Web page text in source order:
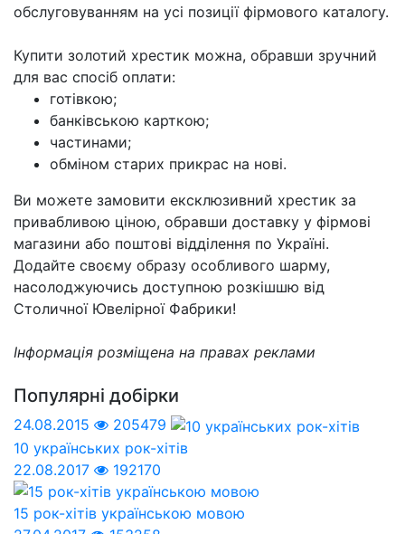
обслуговуванням на усі позиції фірмового каталогу.
Купити золотий хрестик можна, обравши зручний
для вас спосіб оплати:
готівкою;
банківською карткою;
частинами;
обміном старих прикрас на нові.
Ви можете замовити ексклюзивний хрестик за
привабливою ціною, обравши доставку у фірмові
магазини або поштові відділення по Україні.
Додайте своєму образу особливого шарму,
насолоджуючись доступною розкішшю від
Столичної Ювелірної Фабрики!
Інформація розміщена на правах реклами
Популярні добірки
24.08.2015
205479
10 українських рок-хітів
22.08.2017
192170
15 рок-хітів українською мовою